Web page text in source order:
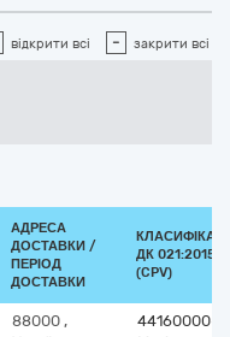
відкрити всі - закрити всі
АДРЕСА
ДОСТАВКИ /
ПЕРІОД
ДОСТАВКИ
ДК 021:2015
(CPV)
88000 ,
44160000-9